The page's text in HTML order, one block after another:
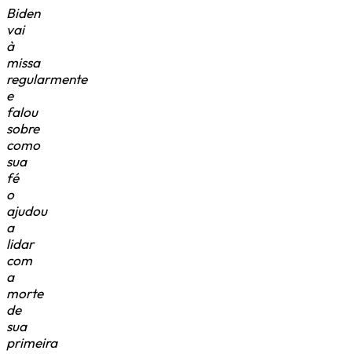
Biden
vai
à
missa
regularmente
e
falou
sobre
como
sua
fé
o
ajudou
a
lidar
com
a
morte
de
sua
primeira